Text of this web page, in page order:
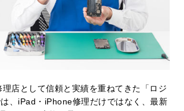
店として信頼と実績を重ねてきた「ロジ
、iPad・iPhone修理だけではなく、最新